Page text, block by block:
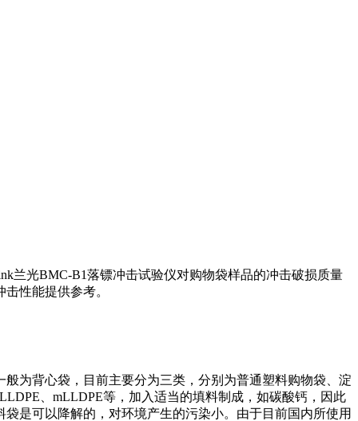
兰光BMC-B1落镖冲击试验仪对购物袋样品的冲击破损质量
性能提供参考。
为背心袋，目前主要分为三类，分别为普通塑料购物袋、淀
、mLLDPE等，加入适当的填料制成，如碳酸钙，因此
是可以降解的，对环境产生的污染小。由于目前国内所使用